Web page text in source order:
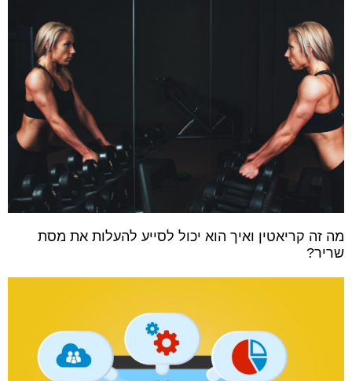
מה זה קריאטין ואיך הוא יכול לסייע להעלות את מסת
שריר?